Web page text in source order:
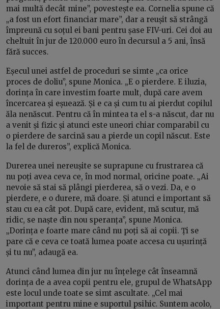
mai multă decât mine”, povestește ea. Cornelia spune că
„a fost un efort financiar mare”, dar a reușit să strângă
împreună cu soțul ei bani pentru șase FIV-uri. Cei doi au
cheltuit în jur de 120.000 euro în decursul a 5 ani, însă
fără succes.
Eșecul unei astfel de proceduri se simte „ca orice
proces de doliu”, spune Monica. „E o pierdere. E iluzia,
dorința în care investim foarte mult, după care avem
încercarea și eșuează. Și e ca și cum tu ai pierdut copilul
ăla nenăscut. Pentru că în mintea ta el s-a născut, dar nu
a venit și fizic și atunci este uneori chiar comparabil cu
o pierdere de sarcină sau a pierde un copil născut. Este
la fel de dureros”, explică Monica.
Durerea unei nereușite se suprapune cu frustrarea că
nu poți avea ceva ce, în mod normal, oricine poate. „Ai
nevoie să stai să plângi pierderea, să o vezi. Da, e o
pierdere, e o durere, mă doare. Și atunci e important să
stau cu ea cât pot. După care, evident, mă scutur, mă
ridic, se naște din nou speranța”, spune Monica.
„Dorința e foarte mare când nu poți să ai copii. Ți se
pare că e ceva ce toată lumea poate accesa cu ușurință
și tu nu”, adaugă ea.
Atunci când lumea din jur nu înțelege cât înseamnă
dorința de a avea copii pentru ele, grupul de WhatsApp
este locul unde toate se simt ascultate. „Cel mai
important pentru mine e suportul psihic. Suntem acolo,